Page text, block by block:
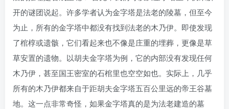
开的谜团说起。许多学者认为金字塔是法老的陵墓，但至今
为止，所有的金字塔中都没有找到法老的木乃伊。即使发现
了棺椁或遗骸，它们看起来也不像是庄重的埋葬，更像是草
草安置的遗物。以胡夫金字塔为例，它的内部没有发现任何
木乃伊，甚至国王密室的石棺里也空空如也。实际上，几乎
所有的木乃伊都来自于距胡夫金字塔五百公里远的帝王谷墓
地。这一点非常奇怪，如果金字塔真的是为法老建造的墓